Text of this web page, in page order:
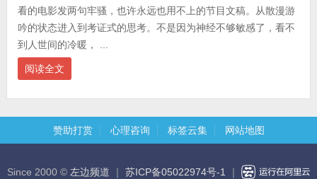
看的电影发两句牢骚，也许永远也用不上的节目文稿。从散漫游
吟的状态进入到考证式的思考。不是因为神经不够敏感了，看不
到人世间的冷暖， ...
阅读全文
赞助打赏 心理咨询 标签云集 网站地图
Since 2000 © 左边频道 ｜ 苏ICP备05022974号-1 ｜